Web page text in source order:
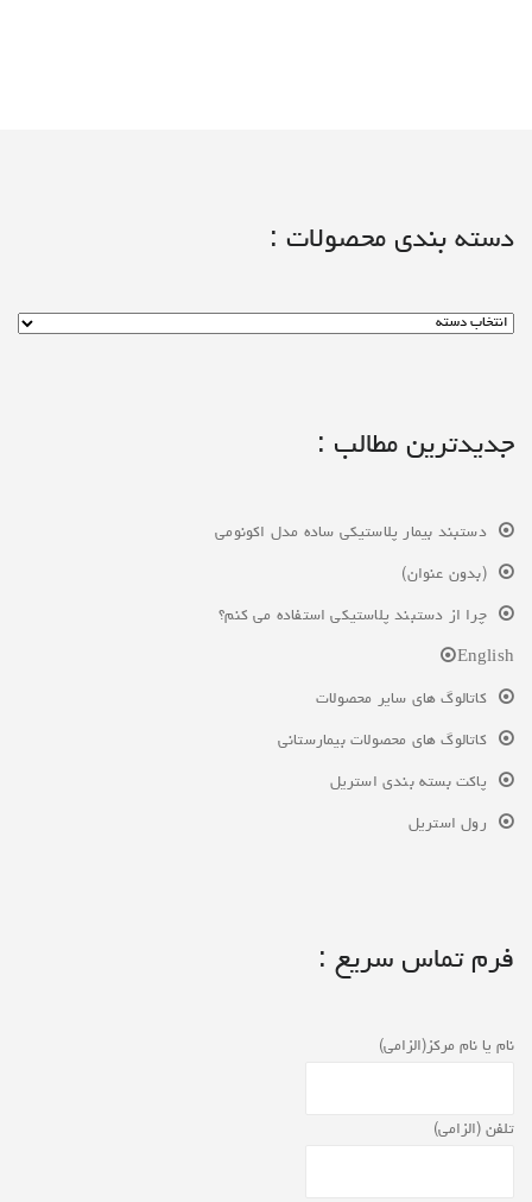
دسته بندی محصولات :
جدیدترین مطالب :
دستبند بیمار پلاستیکی ساده مدل اکونومی
(بدون عنوان)
چرا از دستبند پلاستیکی استفاده می کنم؟
English
کاتالوگ های سایر محصولات
کاتالوگ های محصولات بیمارستانی
پاکت بسته بندی استریل
رول استریل
فرم تماس سریع :
نام یا نام مرکز(الزامی)
تلفن (الزامی)